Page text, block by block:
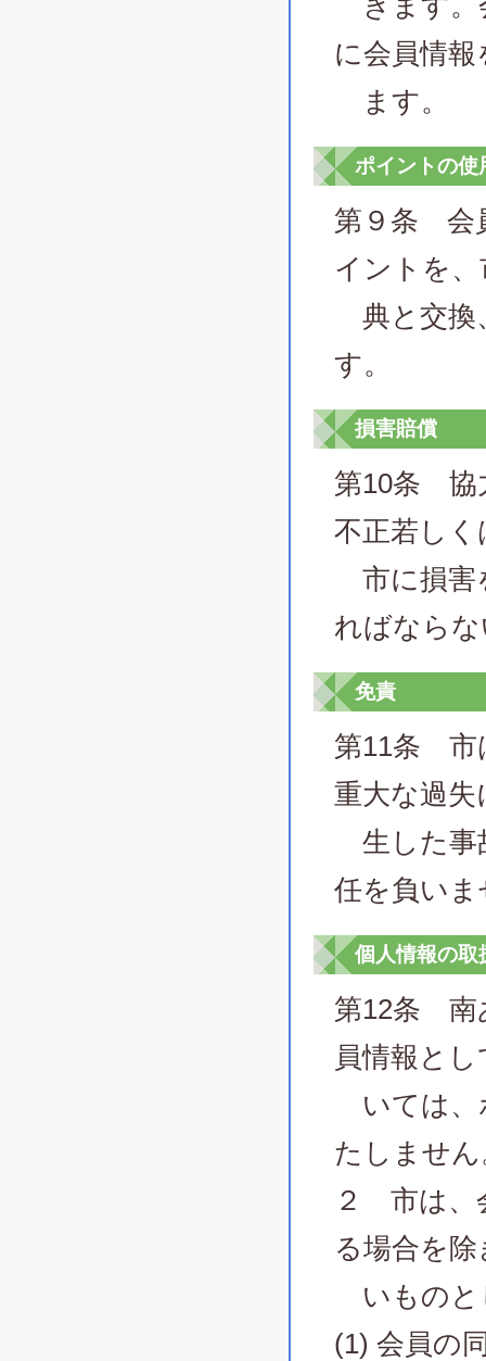
に会員情
ます。
ポイントの使
第９条 会
イントを
典と交換
す。
損害賠償
第10条 協
不正若し
市に損害
ればなら
免責
第11条 市
重大な過
生した事
任を負い
個人情報の取
第12条 南
員情報と
いては、
たしませ
２ 市は、
る場合を
いものと
(1) 会員の